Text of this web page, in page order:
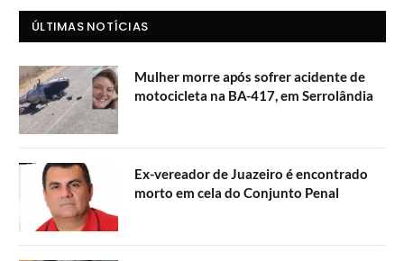
ÚLTIMAS NOTÍCIAS
Mulher morre após sofrer acidente de
motocicleta na BA-417, em Serrolândia
Ex-vereador de Juazeiro é encontrado
morto em cela do Conjunto Penal